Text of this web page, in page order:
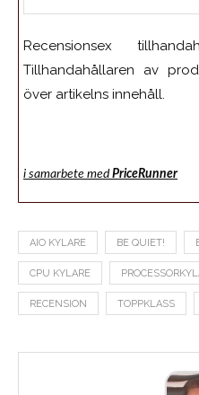
Recensionsex
Tillhandahållaren av
över artikelns innehåll.
i samarbete med PriceRunner
AIO KYLARE BE QUIET!
CPU KYLARE
RECENSION TOPPKLASS